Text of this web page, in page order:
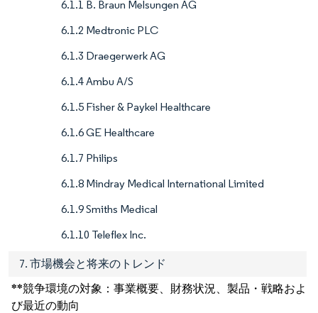
6.1.1 B. Braun Melsungen AG
6.1.2 Medtronic PLC
6.1.3 Draegerwerk AG
6.1.4 Ambu A/S
6.1.5 Fisher & Paykel Healthcare
6.1.6 GE Healthcare
6.1.7 Philips
6.1.8 Mindray Medical International Limited
6.1.9 Smiths Medical
6.1.10 Teleflex Inc.
7. 市場機会と将来のトレンド
**競争環境の対象：事業概要、財務状況、製品・戦略およ
び最近の動向